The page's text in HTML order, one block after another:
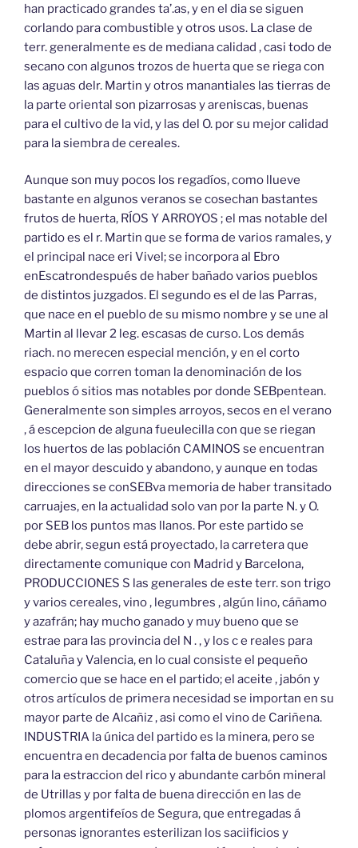
han practicado grandes ta’.as, y en el dia se siguen
corlando para combustible y otros usos. La clase de
terr. generalmente es de mediana calidad , casi todo de
secano con algunos trozos de huerta que se riega con
las aguas delr. Martin y otros manantiales las tierras de
la parte oriental son pizarrosas y areniscas, buenas
para el cultivo de la vid, y las del O. por su mejor calidad
para la siembra de cereales.
Aunque son muy pocos los regadíos, como llueve
bastante en algunos veranos se cosechan bastantes
frutos de huerta, RÍOS Y ARROYOS ; el mas notable del
partido es el r. Martin que se forma de varios ramales, y
el principal nace eri Vivel; se incorpora al Ebro
enEscatrondespués de haber bañado varios pueblos
de distintos juzgados. El segundo es el de las Parras,
que nace en el pueblo de su mismo nombre y se une al
Martin al llevar 2 leg. escasas de curso. Los demás
riach. no merecen especial mención, y en el corto
espacio que corren toman la denominación de los
pueblos ó sitios mas notables por donde SEBpentean.
Generalmente son simples arroyos, secos en el verano
, á escepcion de alguna fueulecilla con que se riegan
los huertos de las población CAMINOS se encuentran
en el mayor descuido y abandono, y aunque en todas
direcciones se conSEBva memoria de haber transitado
carruajes, en la actualidad solo van por la parte N. y O.
por SEB los puntos mas llanos. Por este partido se
debe abrir, segun está proyectado, la carretera que
directamente comunique con Madrid y Barcelona,
PRODUCCIONES S las generales de este terr. son trigo
y varios cereales, vino , legumbres , algún lino, cáñamo
y azafrán; hay mucho ganado y muy bueno que se
estrae para las provincia del N . , y los c e reales para
Cataluña y Valencia, en lo cual consiste el pequeño
comercio que se hace en el partido; el aceite , jabón y
otros artículos de primera necesidad se importan en su
mayor parte de Alcañiz , asi como el vino de Cariñena.
INDUSTRIA la única del partido es la minera, pero se
encuentra en decadencia por falta de buenos caminos
para la estraccion del rico y abundante carbón mineral
de Utrillas y por falta de buena dirección en las de
plomos argentifeíos de Segura, que entregadas á
personas ignorantes esterilizan los saciificios y